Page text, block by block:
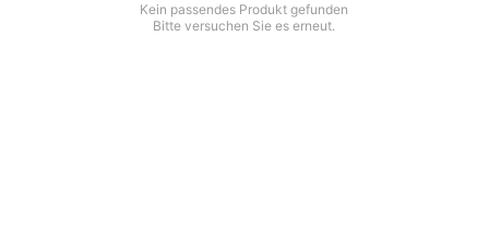
Kein passendes Produkt gefunden
Bitte versuchen Sie es erneut.